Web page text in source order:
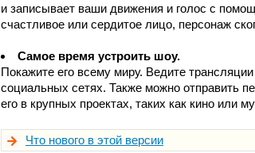
и записывает ваши движения и голос с
счастливое или сердитое лицо, персонаж
Самое время устроить шоу.
Покажите его всему миру. Ведите
социальных сетях. Также можно отправить
его в крупных проектах, таких как кино или
Что нового в этой версии